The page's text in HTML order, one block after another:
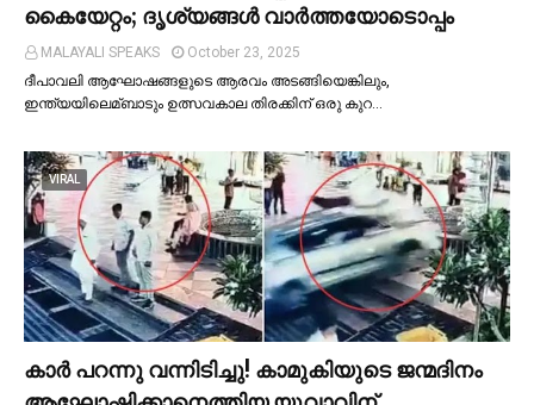
കൈയേറ്റം; ദൃശ്യങ്ങള്‍ വാർത്തയോടൊപ്പം
MALAYALI SPEAKS
October 23, 2025
ദീപാവലി ആഘോഷങ്ങളുടെ ആരവം അടങ്ങിയെങ്കിലും,
ഇന്ത്യയിലെമ്ബാടും ഉത്സവകാല തിരക്കിന് ഒരു കുറ…
VIRAL
കാര്‍ പറന്നു വന്നിടിച്ചു! കാമുകിയുടെ ജന്മദിനം